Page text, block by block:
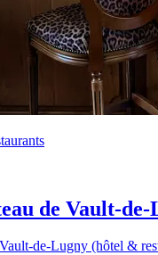
de Vault-de-
de-Lugny (hôtel &